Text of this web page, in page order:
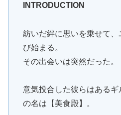
INTRODUCTION
紡いだ絆に思いを乗せて
び始まる。
その出会いは突然だった。
意気投合した彼らはある
の名は【美食殿】。